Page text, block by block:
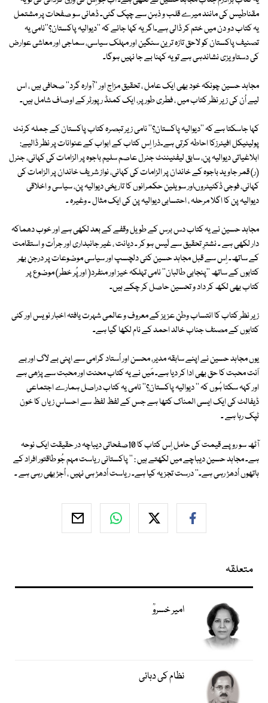
مقناطیس کی مانند میرے قلب و ذہن سے چپک گئی۔ ڈھائی سو صفحات پر مشتمل
یہ کتاب دو دن میں ختم کر ڈالی ہے۔اگر یہ کہا جائے کہ ''دیوالیہ پاکستان؟''نامی یہ
تصنیف پاکستان کو لاحق تازہ ترین سنگین اور مہلک سیاسی، سماجی اور معاشی عوارض
کی دستاویزی نشاندہی ہے تو یہ کہنا بے جا نہیں ہوگا۔
مجاہد حسین چونکہ خود بھی ایک عامل ، تحقیق مزاج اور ''آوارہ گرد'' صحافی ہیں ، اس
لیے اُن کی زیر نظر کتاب میں ، فطری طور پر، ایک کمٹڈ رپورٹر کے اوصاف شامل ہیں۔
کہا جاسکتا ہے کہ ''دیوالیہ پاکستان؟'' نامی زیر تبصرہ کتاب پاکستان کے جملہ کرنٹ
پولیٹیکل افیئرزکا احاطہ کرتی ہے۔ذرا اِس کتاب کے ابواب کے عنوانات پر نظر ڈالیے:
ابلاغیاتی دیوالیہ پن، سابق لیفٹیننٹ جنرل عاصم سلیم باجوہ پر الزامات کی کہانی، جنرل
(ر) قمر جاوید باجوہ کے خاندان پر الزامات کی کہانی، نواز شریف خاندان پر الزامات کی
کہانی، فوجی ڈکٹیٹروںاور سویلین حکمرانوں کا تاریخی دیوالیہ پن، سیاسی و اخلاقی
دیوالیہ پن کا اگلا مرحلہ ، احتسابی دیوالیہ پن کی ایک مثال ۔ وغیرہ ۔
مجاہد حسین نے یہ کتاب دس برس کے طویل وقفے کے بعد لکھی ہے اور خوب دھماکہ
دار لکھی ہے ۔ نشترِ تحقیق سے لَیس ہو کر ۔ دیانت ، غیر جانبداری اور جرأت و استقامت
کے ساتھ۔ اِس سے قبل مجاہد حسین کئی دلچسپ اور سیاسی موضوعات پر درجن بھر
کتابوں کے ساتھ ''پنجابی طالبان'' نامی تہلکہ خیز اور منفرد( اور پُر خطر) موضوع پر
کتاب بھی لکھ کر داد و تحسین حاصل کر چکے ہیں۔
زیر نظر کتاب کا انتساب وطنِ عزیز کے معروف و عالمی شہرت یافتہ اخبار نویس اور کئی
کتابوں کے مصنف جناب خالد احمد کے نام لکھا گیا ہے۔
یوں مجاہد حسین نے اپنے سابقہ مدیر، محسن اور اُستاد گرامی سے اپنی بے لاگ اور بے
اَنت محبت کا حق بھی ادا کر دیا ہے۔ مَیں نے یہ کتاب محنت اور محبت سے پڑھی ہے
اور کہہ سکتا ہُوں کہ '' دیوالیہ پاکستان؟'' نامی یہ کتاب دراصل ہمارے اجتماعی
ڈیفالٹ کی ایک ایسی المناک کتھا ہے جس کے لفظ لفظ سے احساسِ زیاں کا خون
ٹپک رہا ہے ۔
آٹھ سو روپے قیمت کی حامل اِس کتاب کا 10صفحاتی دیباچہ در حقیقت ایک نوحہ
ہے۔ مجاہد حسین دیباچے میں لکھتے ہیں : '' پاکستانی ریاست مہم جُو طاقتور افراد کے
ہاتھوں اُدھڑ رہی ہے۔'' درست تجزیہ کیا ہے۔ ریاست اُدھڑ ہی نہیں ، اُجڑ بھی رہی ہے ۔
متعلقہ
امیر خسروؒ
نظام کی دہائی